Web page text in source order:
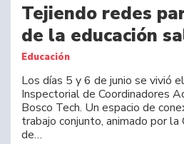
Tejiendo redes
de la educación
Educación
Los días 5 y 6 de junio se vivió
Inspectorial de Coordinadores
Bosco Tech. Un espacio de
trabajo conjunto, animado por
de…